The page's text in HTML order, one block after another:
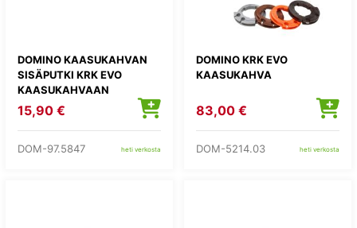
DOMINO KAASUKAHVAN
SISÄPUTKI KRK EVO
KAASUKAHVAAN
15,90 €
DOM-97.5847 heti verkosta
DOMINO KRK EVO
KAASUKAHVA
83,00 €
DOM-5214.03 heti verkosta